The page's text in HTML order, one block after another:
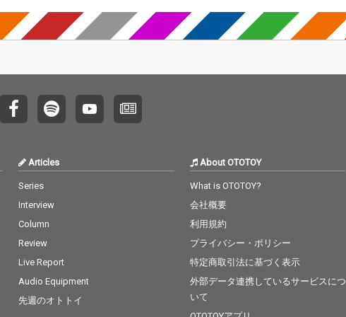
Articles
Series
Interview
Column
Review
Live Report
Audio Equipment
先週のオトトイ
About OTOTOY
What is OTOTOY?
会社概要
利用規約
プライバシー・ポリシー
特定商取引法に基づく表示
外部データ連携しているサービスにつ
いて